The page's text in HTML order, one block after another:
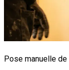
Pose manuelle